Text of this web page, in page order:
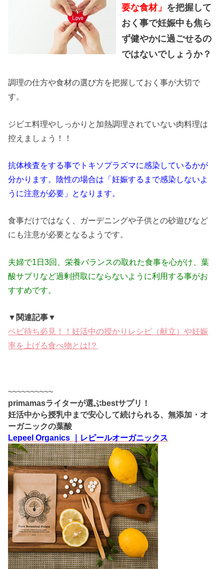
要な食材」 を把握して
おく事で妊娠中も焦ら
ず健やかに過ごせるの
ではないでしょうか？
調理の仕方や食材の選び方を把握しておく事が大切で
す。
ジビエ料理やしっかりと加熱調理されていない肉料理は
控えましょう！！
抗体検査をする事でトキソプラズマに感染しているかが
分かります。陰性の場合は「妊娠するまで感染しないよ
うに注意が必要」となります。
食事だけではなく、ガーデニングや子供との砂遊びなど
にも注意が必要となるようです。
夫婦で1日3回、栄養バランスの取れた食事を心がけ、葉
酸サプリなど過剰摂取にならないように利用する事がお
すすめです。
▼関連記事▼
ベビ待ち必見！！妊活中の授かりレシピ（献立）や妊娠
率を上げる食べ物とは!？
~~~~~~~~~~
primamasライターが選ぶbestサプリ！
妊活中から授乳中まで安心して続けられる、無添加・オ
ーガニックの葉酸
Lepeel Organics ｜レピールオーガニックス